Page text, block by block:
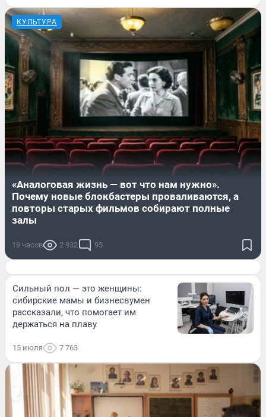
КУЛЬТУРА
«Аналоговая жизнь — вот что нам нужно».
Почему новые блокбастеры проваливаются, а
повторы старых фильмов собирают полные
залы
19 часов 2 932 95
Сильный пол — это женщины:
сибирские мамы и бизнесвумен
рассказали, что помогает им
держаться на плаву
15 июля 7 763